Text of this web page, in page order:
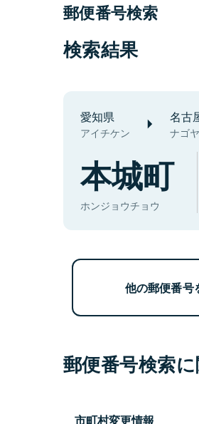
郵便番号検索
検索結果
愛知県
アイチケン
名古
ナゴ
本城町
ホンジョウチョウ
他の郵便番号
郵便番号検索
市町村変更情報